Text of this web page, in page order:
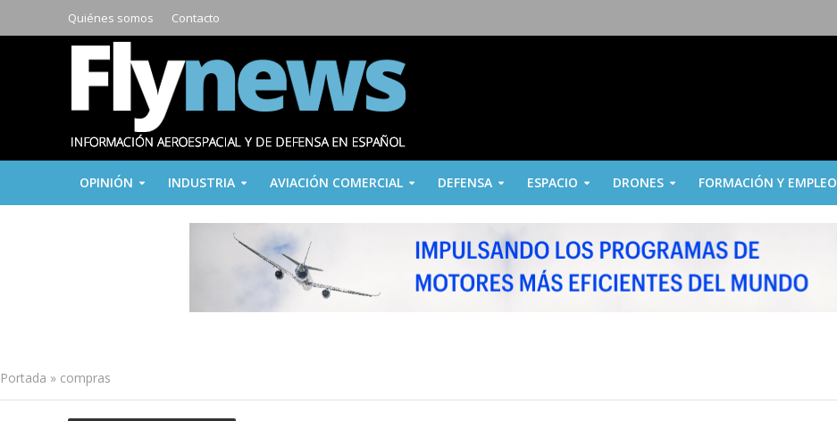
Quiénes somos Contacto
OPINIÓN INDUSTRIA AVIACIÓN COMERCIAL DEFENSA ESPACIO DRONES FORMACIÓN Y EMPLEO
Portada » compras